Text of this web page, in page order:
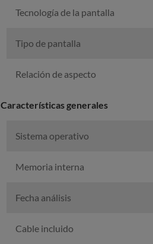
Tecnología de la pantalla
Tipo de pantalla
Relación de aspecto
Características generales
Sistema operativo
Memoria interna
Fecha análisis
Cable incluido